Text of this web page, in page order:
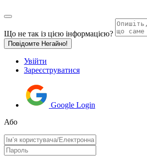
Що не так із цією інформацією?
Повідомте Негайно!
Увійти
Зареєструватися
Google Login
Або